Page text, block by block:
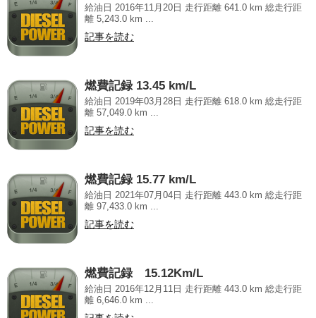
給油日 2016年11月20日 走行距離 641.0 km 総走行距
離 5,243.0 km ...
記事を読む
燃費記録 13.45 km/L
給油日 2019年03月28日 走行距離 618.0 km 総走行距
離 57,049.0 km ...
記事を読む
燃費記録 15.77 km/L
給油日 2021年07月04日 走行距離 443.0 km 総走行距
離 97,433.0 km ...
記事を読む
燃費記録 15.12Km/L
給油日 2016年12月11日 走行距離 443.0 km 総走行距
離 6,646.0 km ...